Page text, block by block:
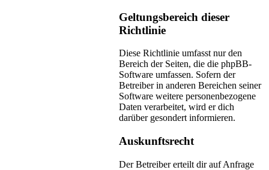
Geltungsbereich dieser
Richtlinie
Diese Richtlinie umfasst nur den
Bereich der Seiten, die die phpBB-
Software umfassen. Sofern der
Betreiber in anderen Bereichen seiner
Software weitere personenbezogene
Daten verarbeitet, wird er dich
darüber gesondert informieren.
Auskunftsrecht
Der Betreiber erteilt dir auf Anfrage